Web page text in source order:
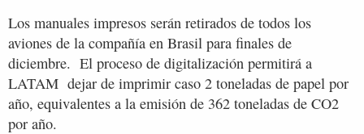
Los manuales impresos serán retirados de todos los
aviones de la compañía en Brasil para finales de
diciembre. El proceso de digitalización permitirá a
LATAM dejar de imprimir caso 2 toneladas de papel por
año, equivalentes a la emisión de 362 toneladas de CO2
por año.